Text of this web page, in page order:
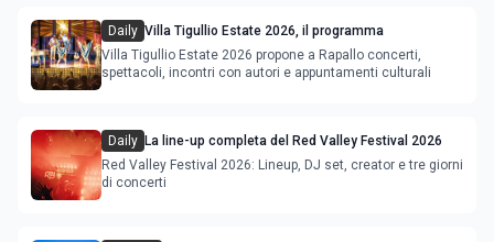
Daily Villa Tigullio Estate 2026, il programma
Villa Tigullio Estate 2026 propone a Rapallo concerti,
spettacoli, incontri con autori e appuntamenti culturali
Daily La line-up completa del Red Valley Festival 2026
Red Valley Festival 2026: Lineup, DJ set, creator e tre giorni
di concerti